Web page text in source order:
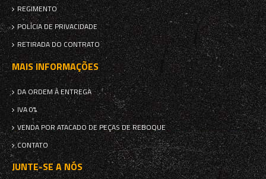
REGIMENTO
POLÍCIA DE PRIVACIDADE
RETIRADA DO CONTRATO
MAIS INFORMAÇÕES
DA ORDEM À ENTREGA
IVA 0%
VENDA POR ATACADO DE PEÇAS DE REBOQUE
CONTATO
JUNTE-SE A NÓS